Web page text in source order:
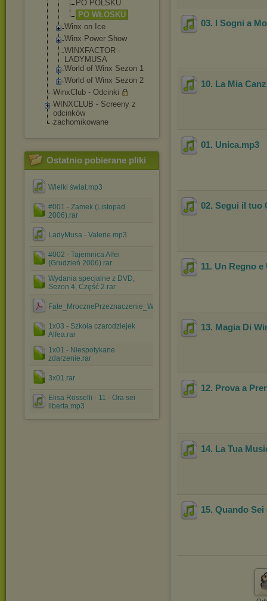
PO POLSKU
PO WŁOSKU
Winx on Ice
Winx Power Show
WINXFACTOR -
LADYMUSA
World of Winx Sezon 1
World of Winx Sezon 2
WinxClub - Odcinki
WINXCLUB - Screeny z
odcinków
zachomikowane
Ostatnio pobierane pliki
Wielki świat.mp3
#001 - Zamek (Listopad
2006).rar
LadyMusa - Valerie.mp3
#002 - Tajemnica Alfei
(Grudzień 2006).rar
Wydania specjalne z DVD,
Sezon 4, Część 2.rar
Fate_MrocznePrzeznaczenie_WB.pdf
1x03 - Szkoła czarodziejek
Alfea.rar
1x01 - Niespotykane
zdarzenie.rar
3x01.rar
Elisa Rosselli - 11 - Ora sei
liberta.mp3
03. I Sogni a
10. La Mia
01. Unica.mp3
02. Segui il tuo
11. Un Regno
13. Magia Di
12. Prova a
14. La Tua
15. Quando Sei